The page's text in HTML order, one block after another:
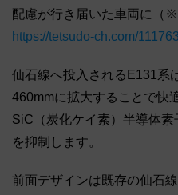
配慮が行き届いた車両に（
https://tetsudo-ch.com/
仙石線へ投入されるE131系
460mmに拡大することで快
SiC（炭化ケイ素）半導体
を抑制します。
前面デザインは既存の仙石